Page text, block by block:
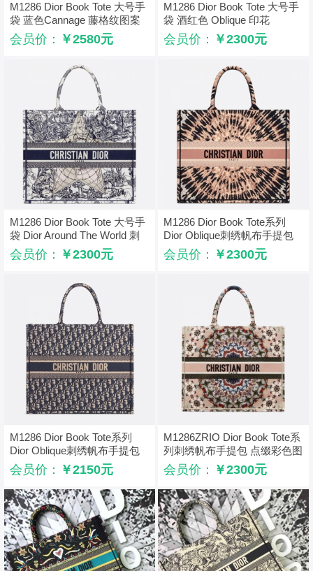
M1286 Dior Book Tote 大号手
袋 蓝色Cannage 藤格纹图案
绣花丝绒
会员价： ￥2580元
M1286 Dior Book Tote 大号手
袋 酒红色 Oblique 印花
会员价： ￥2300元
M1286 Dior Book Tote 大号手
袋 Dior Around The World 刺
绣 蓝色
会员价： ￥2300元
M1286 Dior Book Tote系列
Dior Oblique刺绣帆布手提包
幻影粉
会员价： ￥2300元
M1286 Dior Book Tote系列
Dior Oblique刺绣帆布手提包
蓝色
会员价： ￥2150元
M1286ZRIO Dior Book Tote系
列刺绣帆布手提包 点缀彩色图
案刺绣
会员价： ￥2300元